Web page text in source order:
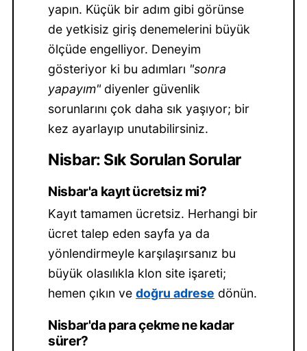
yapın. Küçük bir adım gibi görünse
de yetkisiz giriş denemelerini büyük
ölçüde engelliyor. Deneyim
gösteriyor ki bu adımları "sonra
yapayım"diyenler güvenlik
sorunlarını çok daha sık yaşıyor; bir
kez ayarlayıp unutabilirsiniz.
Nisbar: Sık Sorulan Sorular
Nisbar'a kayıt ücretsiz mi?
Kayıt tamamen ücretsiz. Herhangi bir
ücret talep eden sayfa ya da
yönlendirmeyle karşılaşırsanız bu
büyük olasılıkla klon site işareti;
hemen çıkın vedoğru adrese dönün.
Nisbar'da para çekme ne kadar
sürer?